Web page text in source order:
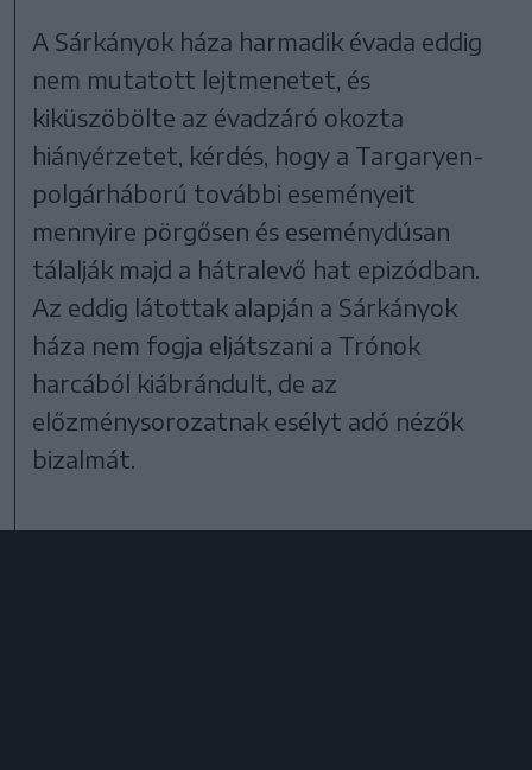
A Sárkányok háza harmadik évada eddig
nem mutatott lejtmenetet, és
kiküszöbölte az évadzáró okozta
hiányérzetet, kérdés, hogy a Targaryen-
polgárháború további eseményeit
mennyire pörgősen és eseménydúsan
tálalják majd a hátralevő hat epizódban.
Az eddig látottak alapján a Sárkányok
háza nem fogja eljátszani a Trónok
harcából kiábrándult, de az
előzménysorozatnak esélyt adó nézők
bizalmát.